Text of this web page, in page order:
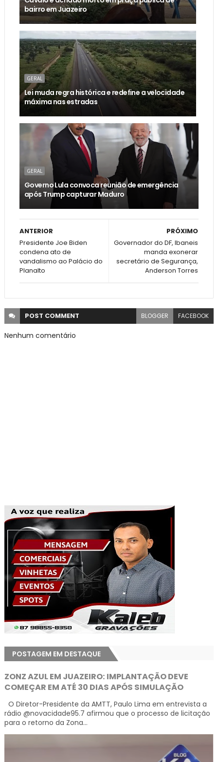
bairro em Juazeiro
GERAL
Lei muda regra histórica e redefine a velocidade
máxima nas estradas
GERAL
Governo Lula convoca reunião de emergência
após Trump capturar Maduro
PRÓXIMO
Governador do DF, Ibaneis
manda exonerar
secretário de Segurança,
Anderson Torres
ANTERIOR
Presidente Joe Biden
condena ato de
vandalismo ao Palácio do
Planalto
POST COMMENT BLOGGER FACEBOOK
Nenhum comentário
POSTAGEM EM DESTAQUE
ZONZ AZUL EM JUAZEIRO: IMPLANTAÇÃO DEVE
COMEÇAR EM ATÉ 30 DIAS APÓS SIMULAÇÃO
O Diretor-Presidente da AMTT, Paulo Lima em entrevista a
rádio @novacidade95.7 afirmou que o processo de licitação
para o retorno da Zona...